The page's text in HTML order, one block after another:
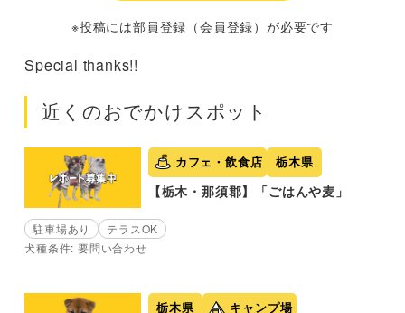
※投稿には部員登録（会員登録）が必要です
Special thanks!!
近くのおでかけスポット
カフェ・飲食店 栃木県
【栃木・那須郡】「ごはんや麦」
駐車場あり
テラスOK
犬種条件: 要問い合わせ
栃木県 キャンプ場